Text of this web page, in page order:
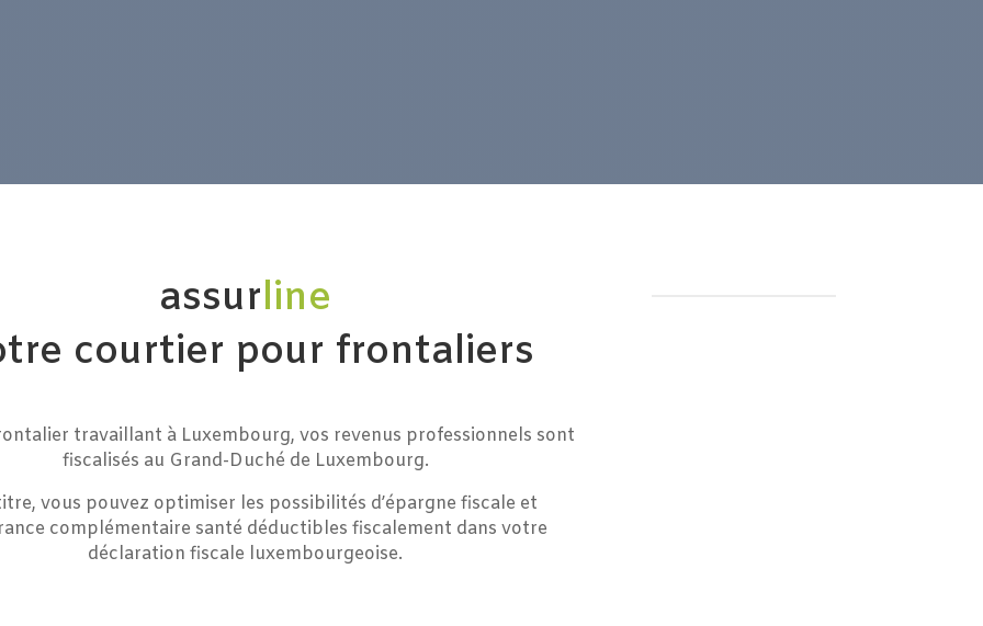
assurline
courtier pour frontaliers
travaillant à Luxembourg, vos revenus professionnels sont
fiscalisés au Grand-Duché de Luxembourg.
vous pouvez optimiser les possibilités d’épargne fiscale et
complémentaire santé déductibles fiscalement dans votre
déclaration fiscale luxembourgeoise.